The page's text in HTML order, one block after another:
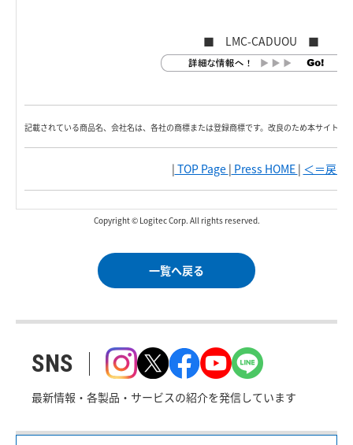
■ LMC-CADUOU ■
記載されている商品名、会社名は、各社の商標または登録商標です。改良のため本サイト内
| TOP Page | Press HOME | ＜＝戻る
Copyright © Logitec Corp. All rights reserved.
一覧へ戻る
SNS
最新情報・各製品・サービスの紹介を発信しています